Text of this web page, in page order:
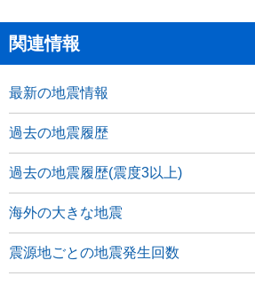
関連情報
最新の地震情報
過去の地震履歴
過去の地震履歴(震度3以上)
海外の大きな地震
震源地ごとの地震発生回数